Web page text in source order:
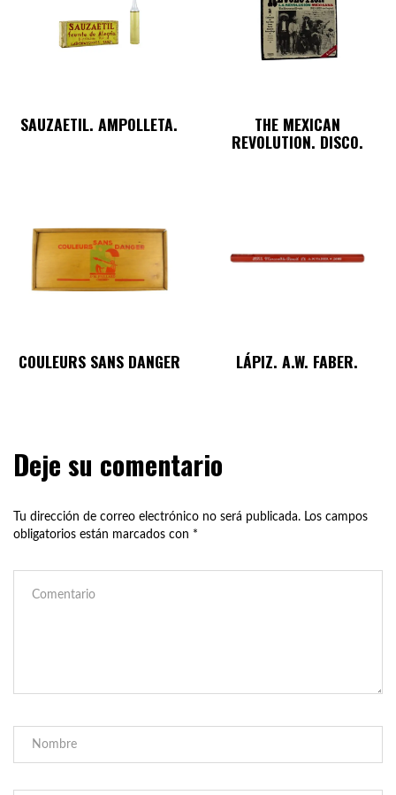
SAUZAETIL. AMPOLLETA. THE MEXICAN
REVOLUTION. DISCO.
COULEURS SANS DANGER LÁPIZ. A.W. FABER.
Deje su comentario
Tu dirección de correo electrónico no será publicada. Los campos
obligatorios están marcados con *